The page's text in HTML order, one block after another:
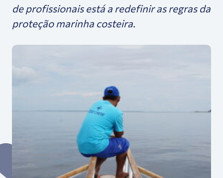
de profissionais está a redefinir as regras da
proteção marinha costeira.